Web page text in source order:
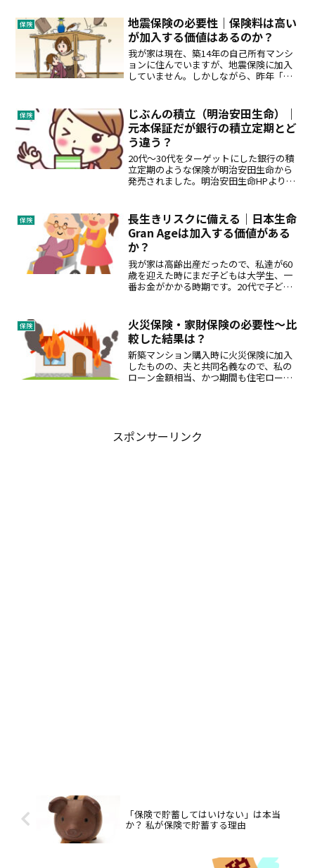
けるほど安心は買えますが、通常の生活
が万が一に備えるために逼...
保険
地震保険の必要性｜保険料は高い
が加入する価値はあるのか？
我が家は現在、築14年の自己所有マンシ
ョンに住んでいますが、地震保険に加入
していません。しかしながら、昨年「首
入しなくてよいのかずっと気になってい
ました。 出典：首都直...
保険
じぶんの積立（明治安田生命）｜
元本保証だが銀行の積立定期とど
う違う？
20代～30代をターゲットにした銀行の積
立定期のような保険が明治安田生命から
発売されました。明治安田生命HPより近
や保険加入ニーズの多様化が進展してい
ることをふまえ、２...
保険
長生きリスクに備える｜日本生命
Gran Ageは加入する価値がある
か？
我が家は高齢出産だったので、私達が60
歳を迎えた時にまだ子どもは大学生、一
番お金がかかる時期です。20代で子ども
産の場合、教育資金を貯めながら、横目
で老後資金を計画し...
保険
火災保険・家財保険の必要性～比
較した結果は？
新築マンション購入時に火災保険に加入
したものの、夫と共同名義なので、私の
ローン金額相当、かつ期間も住宅ローン
スポンサーリンク
「保険で貯蓄してはいけない」は本当
か？ 私が保険で貯蓄する理由